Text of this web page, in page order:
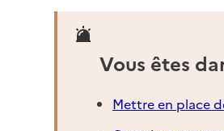
Vous êtes
Mettre en place